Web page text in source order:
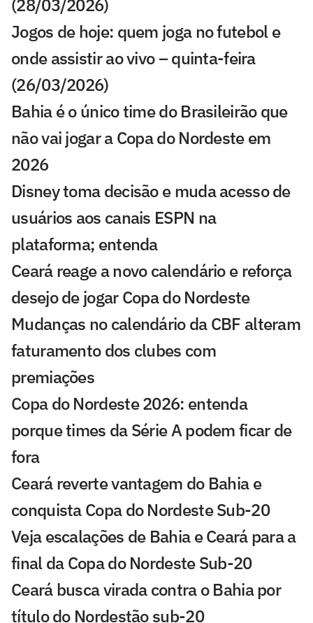
(28/03/2026)
Jogos de hoje: quem joga no futebol e
onde assistir ao vivo – quinta-feira
(26/03/2026)
Bahia é o único time do Brasileirão que
não vai jogar a Copa do Nordeste em
2026
Disney toma decisão e muda acesso de
usuários aos canais ESPN na
plataforma; entenda
Ceará reage a novo calendário e reforça
desejo de jogar Copa do Nordeste
Mudanças no calendário da CBF alteram
faturamento dos clubes com
premiações
Copa do Nordeste 2026: entenda
porque times da Série A podem ficar de
fora
Ceará reverte vantagem do Bahia e
conquista Copa do Nordeste Sub-20
Veja escalações de Bahia e Ceará para a
final da Copa do Nordeste Sub-20
Ceará busca virada contra o Bahia por
título do Nordestão sub-20